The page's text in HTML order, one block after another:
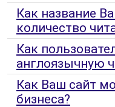
Как название
количество
Как
англоязычную
Как Ваш сайт
бизнеса?